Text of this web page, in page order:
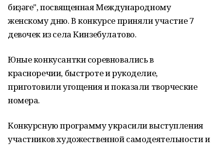
биҙәге", посвященная Международному
женскому дню. В конкурсе приняли участие 7
девочек из села Кинзебулатово.
Юные конкусантки соревновались в
красноречии, быстроте и рукоделие,
приготовили угощения и показали творческие
номера.
Конкурсную программу украсили выступления
участников художественной самодеятельности и